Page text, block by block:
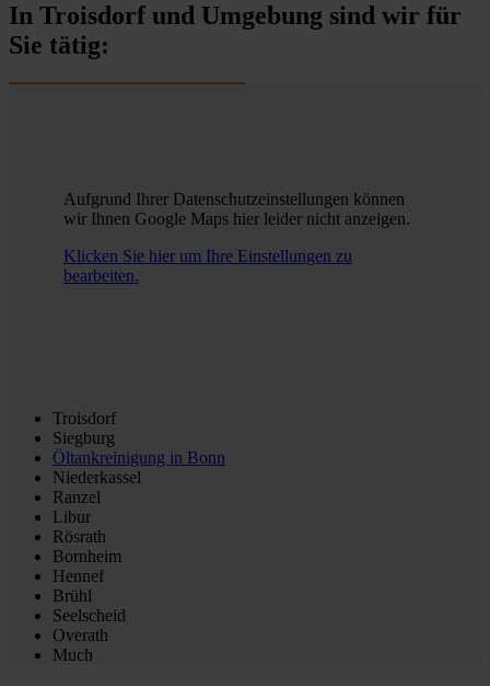
In Troisdorf und Umgebung sind wir für
Sie tätig:
Aufgrund Ihrer Datenschutzeinstellungen können
wir Ihnen Google Maps hier leider nicht anzeigen.
Klicken Sie hier um Ihre Einstellungen zu
bearbeiten.
Troisdorf
Siegburg
Öltankreinigung in Bonn
Niederkassel
Ranzel
Libur
Rösrath
Bornheim
Hennef
Brühl
Seelscheid
Overath
Much